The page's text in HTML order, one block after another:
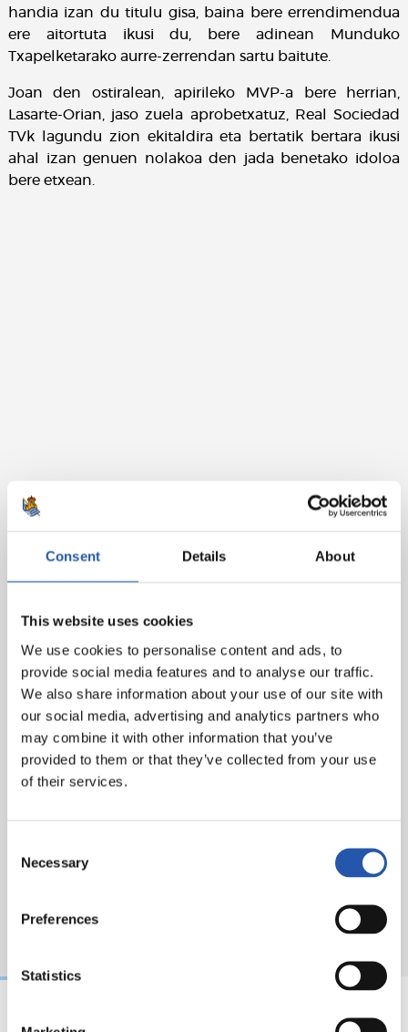
Consent Details About
This website uses cookies
We use cookies to personalise content and ads, to
provide social media features and to analyse our traffic.
We also share information about your use of our site with
our social media, advertising and analytics partners who
may combine it with other information that you’ve
provided to them or that they’ve collected from your use
of their services.
Selection
Necessary
Preferences
Statistics
handia izan du titulu gisa, baina bere errendimendua
ere aitortuta ikusi du, bere adinean Munduko
Txapelketarako aurre-zerrendan sartu baitute.
Joan den ostiralean, apirileko MVP-a bere herrian,
Lasarte-Orian, jaso zuela aprobetxatuz, Real Sociedad
TVk lagundu zion ekitaldira eta bertatik bertara ikusi
ahal izan genuen nolakoa den jada benetako idoloa
bere etxean.